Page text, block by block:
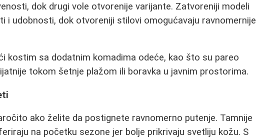
dok drugi vole otvorenije varijante. Zatvoreniji modeli
i udobnosti, dok otvoreniji stilovi omogućavaju ravnomernije
kostim sa dodatnim komadima odeće, kao što su pareo
tokom šetnje plažom ili boravka u javnim prostorima.
ako želite da postignete ravnomerno putenje. Tamnije
na početku sezone jer bolje prikrivaju svetliju kožu. S